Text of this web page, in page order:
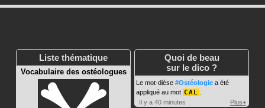
Liste thématique
Vocabulaire des ostéologues
Quoi de beau
sur le dico ?
Le mot-dièse #Ostéologie a été
appliqué au mot CAL
Il y a 40 minutes
Plus+